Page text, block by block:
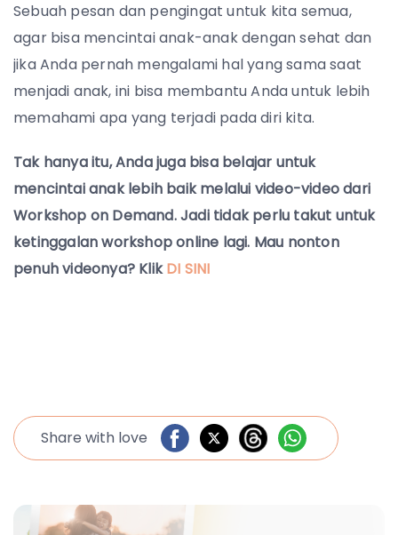
Sebuah pesan dan pengingat untuk kita semua,
agar bisa mencintai anak-anak dengan sehat dan
jika Anda pernah mengalami hal yang sama saat
menjadi anak, ini bisa membantu Anda untuk lebih
memahami apa yang terjadi pada diri kita.
Tak hanya itu, Anda juga bisa belajar untuk
mencintai anak lebih baik melalui video-video dari
Workshop on Demand. Jadi tidak perlu takut untuk
ketinggalan workshop online lagi. Mau nonton
penuh videonya? KlikDI SINI
Share with love